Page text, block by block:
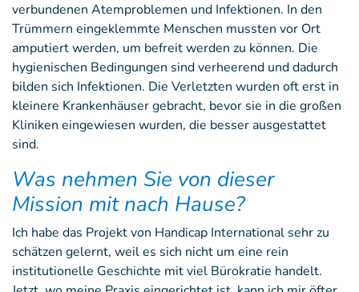
verbundenen Atemproblemen und Infektionen. In den
Trümmern eingeklemmte Menschen mussten vor Ort
amputiert werden, um befreit werden zu können. Die
hygienischen Bedingungen sind verheerend und dadurch
bilden sich Infektionen. Die Verletzten wurden oft erst in
kleinere Krankenhäuser gebracht, bevor sie in die großen
Kliniken eingewiesen wurden, die besser ausgestattet
sind.
Was nehmen Sie von dieser
Mission mit nach Hause?
Ich habe das Projekt von Handicap International sehr zu
schätzen gelernt, weil es sich nicht um eine rein
institutionelle Geschichte mit viel Bürokratie handelt.